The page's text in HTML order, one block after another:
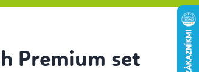
Premium set